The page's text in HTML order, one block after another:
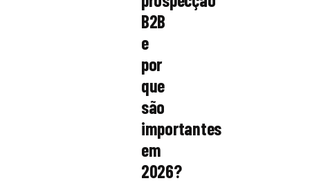
B2B
e
por
que
são
importantes
em
2026?